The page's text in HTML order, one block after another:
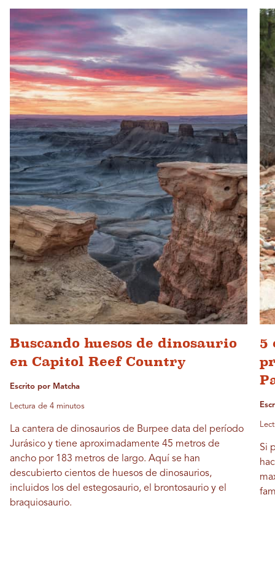
Buscando huesos de dinosaurio
en Capitol Reef Country
Escrito por Matcha
Lectura de 4 minutos
La cantera de dinosaurios de Burpee data del período
Jurásico y tiene aproximadamente 45 metros de
ancho por 183 metros de largo. Aquí se han
descubierto cientos de huesos de dinosaurios,
incluidos los del estegosaurio, el brontosaurio y el
braquiosaurio.
5
Si